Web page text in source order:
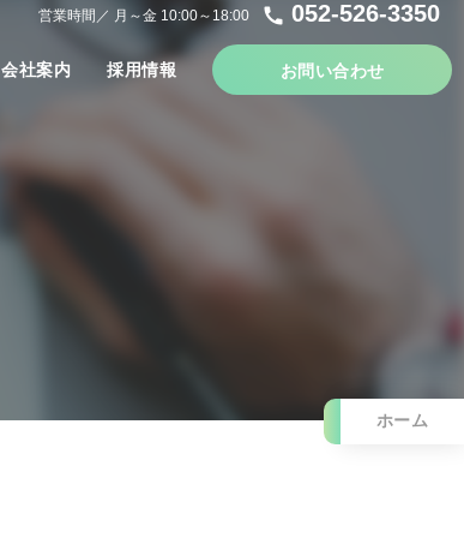
営業時間／ 月～金 10:00～18:00 call 052-526-3350
会社案内 採用情報 お問い合わせ
ホーム